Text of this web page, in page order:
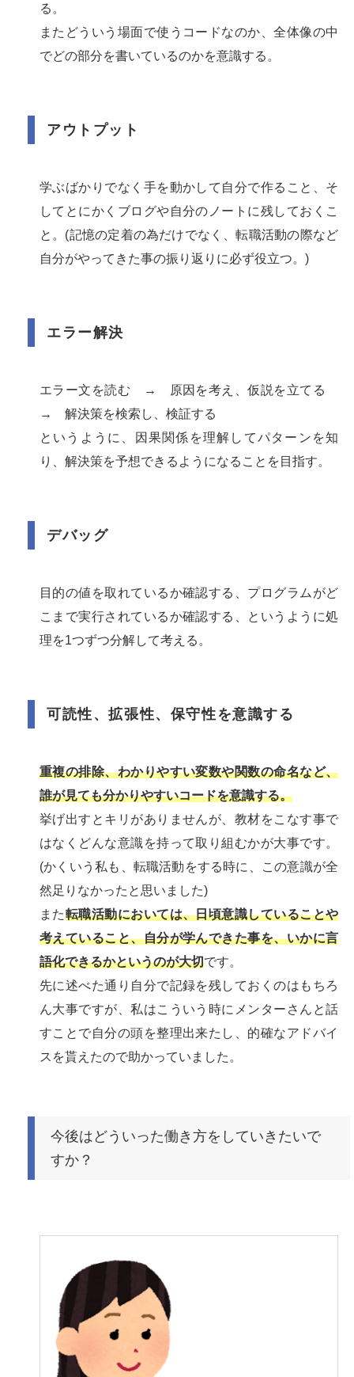
る。
またどういう場面で使うコードなのか、全体像の中
でどの部分を書いているのかを意識する。
アウトプット
学ぶばかりでなく手を動かして自分で作ること、そ
してとにかくブログや自分のノートに残しておくこ
と。(記憶の定着の為だけでなく、転職活動の際など
自分がやってきた事の振り返りに必ず役立つ。)
エラー解決
エラー文を読む → 原因を考え、仮説を立てる
→ 解決策を検索し、検証する
というように、因果関係を理解してパターンを知
り、解決策を予想できるようになることを目指す。
デバッグ
目的の値を取れているか確認する、プログラムがど
こまで実行されているか確認する、というように処
理を1つずつ分解して考える。
可読性、拡張性、保守性を意識する
重複の排除、わかりやすい変数や関数の命名など、
誰が見ても分かりやすいコードを意識する。
挙げ出すとキリがありませんが、教材をこなす事で
はなくどんな意識を持って取り組むかが大事です。
(かくいう私も、転職活動をする時に、この意識が全
然足りなかったと思いました)
また転職活動においては、日頃意識していることや
考えていること、自分が学んできた事を、いかに言
語化できるかというのが大切です。
先に述べた通り自分で記録を残しておくのはもちろ
ん大事ですが、私はこういう時にメンターさんと話
すことで自分の頭を整理出来たし、的確なアドバイ
スを貰えたので助かっていました。
今後はどういった働き方をしていきたいで
すか？